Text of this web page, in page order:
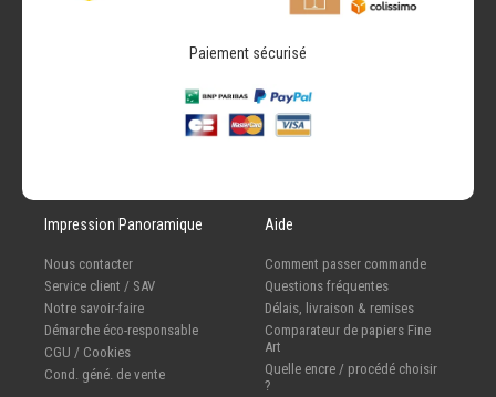
Paiement sécurisé
Impression Panoramique
Nous contacter
Service client / SAV
Notre savoir-faire
Démarche éco-responsable
CGU / Cookies
Cond. géné. de vente
Aide
Comment passer commande
Questions fréquentes
Délais, livraison & remises
Comparateur de papiers Fine
Art
Quelle encre / procédé choisir
?